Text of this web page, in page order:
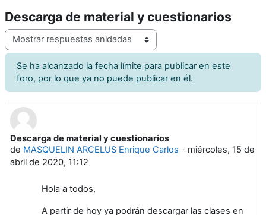
Descarga de material y cuestionarios
Mostrar modo
Se ha alcanzado la fecha límite para publicar en este
foro, por lo que ya no puede publicar en él.
Descarga de material y cuestionarios
de MASQUELIN ARCELUS Enrique Carlos - miércoles, 15 de
abril de 2020, 11:12
Número de respuestas: 0
Hola a todos,
A partir de hoy ya podrán descargar las clases en